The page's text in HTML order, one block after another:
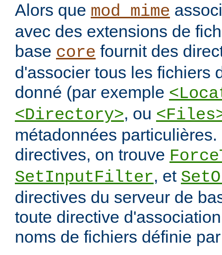
Alors que mod_mime
avec des extensions de
base core fournit des
d'associer tous les fichiers
donné (par exemple
<Directory>, ou
métadonnées
directives, on trouve
SetInputFilter, et
directives du serveur de
toute directive
noms de fichiers définie